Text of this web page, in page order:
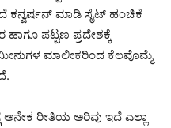
ಕನ್ವರ್ಷನ್ ಮಾಡಿ ಸೈಟ್ ಹಂಚಿಕೆ
ಪಟ್ಟಣ ಪ್ರದೇಶಕ್ಕೆ
ಮಾಲೀಕರಿಂದ ಕೆಲವೊಮ್ಮೆ
ರೀತಿಯ ಅರಿವು ಇದೆ ಎಲ್ಲಾ